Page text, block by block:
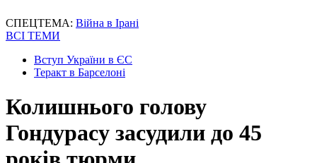
СПЕЦТЕМА: Війна в Ірані
ВСІ ТЕМИ
Вступ України в ЄС
Теракт в Барселоні
Колишнього голову
Гондурасу засудили до 45